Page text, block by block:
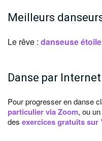
Meilleurs
Le rêve : danseuse étoile
Danse par Internet
Pour progresser en danse
particulier via Zoom, ou un
des exercices gratuits sur